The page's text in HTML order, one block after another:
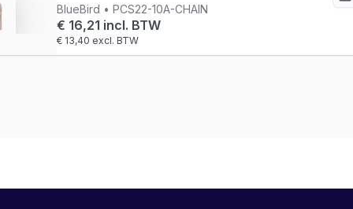
BlueBird • PCS22-10A-CHAIN
€ 16,21 incl. BTW
€ 13,40 excl. BTW